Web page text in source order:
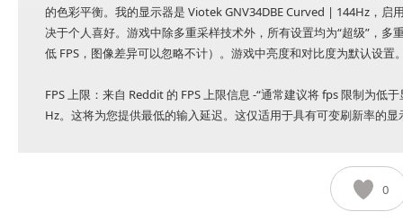
的色彩平衡。我的显示器是 Viotek GNV34DBE Curved | 144Hz，
决于个人喜好。游戏中除多重采样技术外，所有设置均为“超级”，
低 FPS，图像差异可以忽略不计）。游戏中亮度和对比度为默认设置
FPS 上限：来自 Reddit 的 FPS 上限信息 -“通常建议将 fps 限制为低
Hz。这将为您提供最低的输入延迟。这仅适用于具有可变刷新率的
0